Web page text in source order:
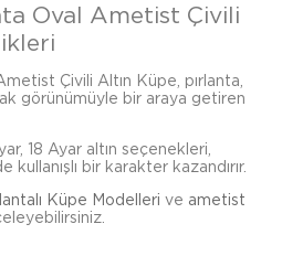
Oval Ametist Çivili
Çivili Altın Küpe, pırlanta,
görünümüyle bir araya getiren
18 Ayar altın seçenekleri,
bir karakter kazandırır.
Küpe Modelleri ve ametist